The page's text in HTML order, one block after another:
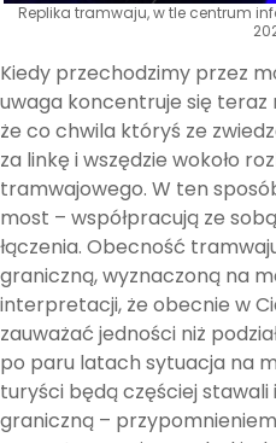
Replika tramwaju, w tle centrum
Kiedy przechodzimy przez
uwaga koncentruje się
że co chwila któryś ze
za linkę i wszędzie wokoło
tramwajowego. W ten
most – współpracują ze
łączenia. Obecność
graniczną, wyznaczoną na
interpretacji, że obecnie w
zauważać jedności niż
po paru latach sytuacja na
turyści będą częściej
graniczną –